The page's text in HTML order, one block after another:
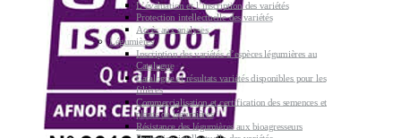
L’évaluation et l’inscription des variétés
Protection intellectuelle des variétés
Accès aux analyses
Légumières
Inscription des variétés d’espèces légumières au
Catalogue
Catalogue et résultats variétés disponibles pour les
filières
Commercialisation et certification des semences et
plants de légumières
Résistance des légumières aux bioagresseurs